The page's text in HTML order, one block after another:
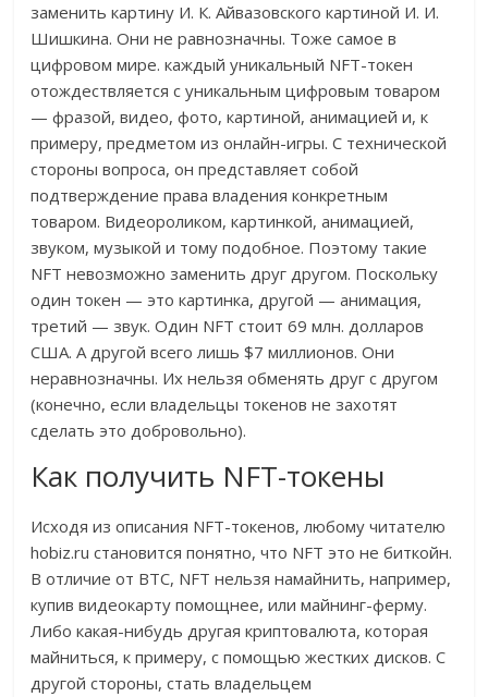
заменить картину И. К. Айвазовского картиной И. И.
Шишкина. Они не равнозначны. Тоже самое в
цифровом мире. каждый уникальный NFT-токен
отождествляется с уникальным цифровым товаром
— фразой, видео, фото, картиной, анимацией и, к
примеру, предметом из онлайн-игры. С технической
стороны вопроса, он представляет собой
подтверждение права владения конкретным
товаром. Видеороликом, картинкой, анимацией,
звуком, музыкой и тому подобное. Поэтому такие
NFT невозможно заменить друг другом. Поскольку
один токен — это картинка, другой — анимация,
третий — звук. Один NFT стоит 69 млн. долларов
США. А другой всего лишь $7 миллионов. Они
неравнозначны. Их нельзя обменять друг с другом
(конечно, если владельцы токенов не захотят
сделать это добровольно).
Как получить NFT-токены
Исходя из описания NFT-токенов, любому читателю
hobiz.ru становится понятно, что NFT это не биткойн.
В отличие от BTC, NFT нельзя намайнить, например,
купив видеокарту помощнее, или майнинг-ферму.
Либо какая-нибудь другая криптовалюта, которая
майниться, к примеру, с помощью жестких дисков. С
другой стороны, стать владельцем